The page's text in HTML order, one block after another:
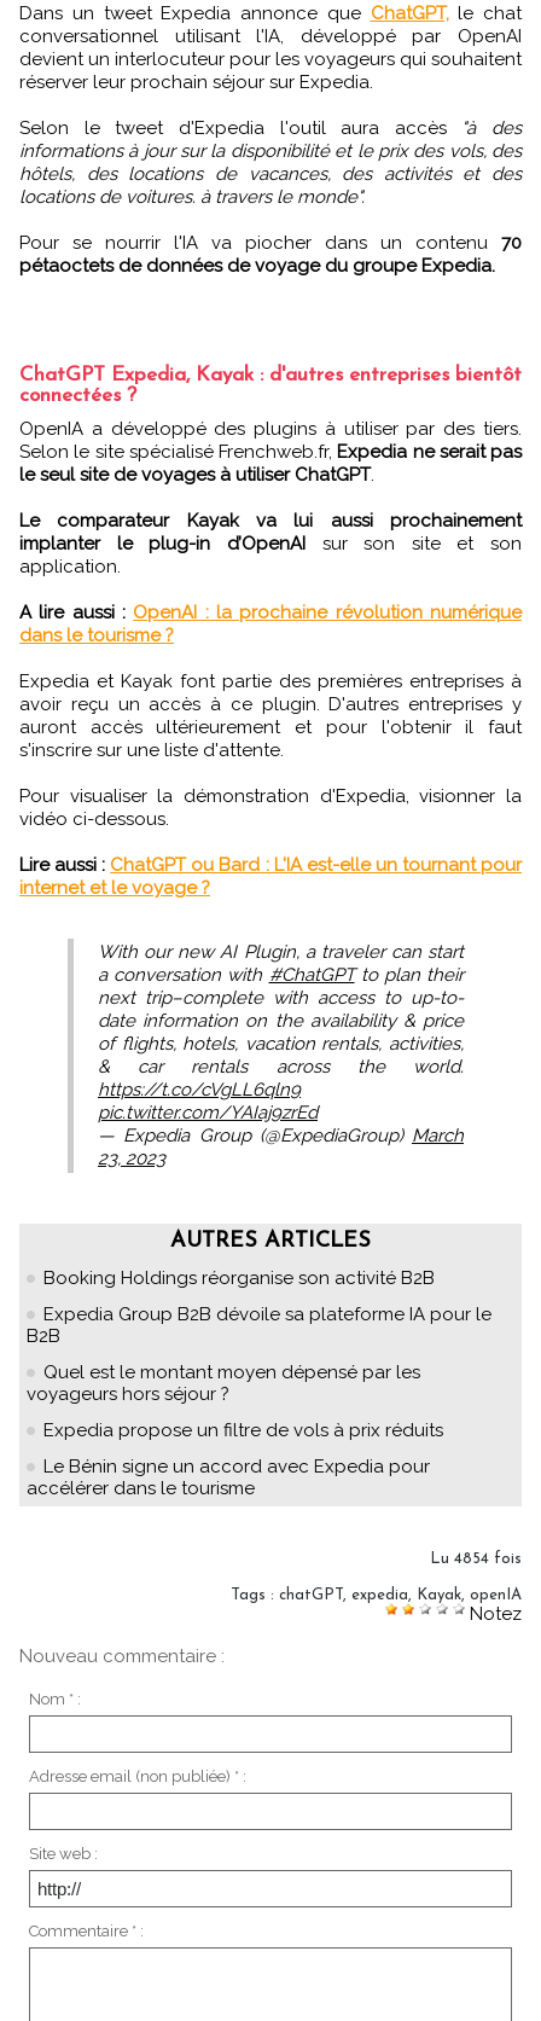
Dans un tweet Expedia annonce que ChatGPT,le chat
conversationnel utilisant l'IA, développé par OpenAI
devient un interlocuteur pour les voyageurs qui souhaitent
réserver leur prochain séjour sur Expedia.
Selon le tweet d'Expedia l'outil aura accès
"à des
informations à jour sur la disponibilité et le prix des vols, des
hôtels, des locations de vacances, des activités et des
locations de voitures. à travers le monde".
Pour se nourrir l'IA va piocher dans un contenu 70
pétaoctets de données de voyage du groupe Expedia.
ChatGPT Expedia, Kayak : d'autres entreprises bientôt
connectées ?
OpenIA a développé des plugins à utiliser par des tiers.
Selon le site spécialisé Frenchweb.fr, Expedia ne serait pas
le seul site de voyages à utiliser ChatGPT.
Le comparateur Kayak va lui aussi prochainement
implanter le plug-in d’OpenAIsur son site et son
application.
A lire aussi : OpenAI : la prochaine révolution numérique
dans le tourisme ?
Expedia et Kayak font partie des premières entreprises à
avoir reçu un accès à ce plugin. D'autres entreprises y
auront accès ultérieurement et pour l'obtenir il faut
s'inscrire sur une liste d'attente.
Pour visualiser la démonstration d'Expedia, visionner la
vidéo ci-dessous.
Lire aussi : ChatGPT ou Bard : L'IA est-elle un tournant pour
internet et le voyage ?
With our new AI Plugin, a traveler can start
a conversation with #ChatGPTto plan their
next trip–complete with access to up-to-
date information on the availability & price
of flights, hotels, vacation rentals, activities,
& car rentals across the world.
https://t.co/cVgLL6qln9
pic.twitter.com/YAIaj9zrEd
— Expedia Group (@ExpediaGroup) March
23, 2023
AUTRES ARTICLES
Booking Holdings réorganise son activité B2B
Expedia Group B2B dévoile sa plateforme IA pour le
B2B
Quel est le montant moyen dépensé par les
voyageurs hors séjour ?
Expedia propose un filtre de vols à prix réduits
Le Bénin signe un accord avec Expedia pour
accélérer dans le tourisme
Lu 4854 fois
Tags : chatGPT , expedia, Kayak, openIA
Notez
Nouveau commentaire :
Nom * :
Adresse email (non publiée) * :
Site web :
Commentaire * :